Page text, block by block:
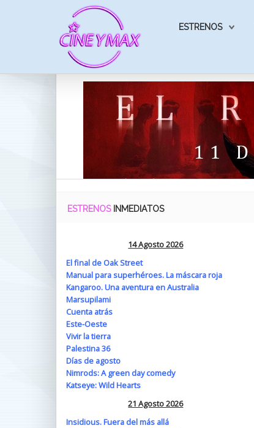
ESTRENOS
ESTRENOS INMEDIATOS
14 Agosto 2026
El final de Oak Street
Manual para superhéroes. La máscara roja
Kangaroo. Una aventura en Australia
Marsupilami
Cuenta atrás
Este-Oeste
Vivir la tierra
Palestina 36
Días de agosto
Nimrods: A green day comedy
Katseye: Wild Hearts
21 Agosto 2026
Insidious. Fuera del más allá